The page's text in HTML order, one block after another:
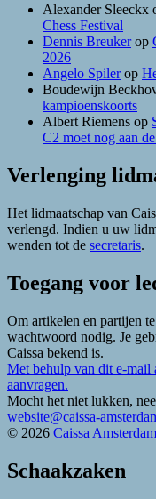
Alexander Sleeckx
Chess Festival
Dennis Breukerop
2026
Angelo Spilerop
Boudewijn
kampioenskoorts
Albert Riemens op
C2 moet nog aan
Verlenging
Het lidmaatschap van
verlengd. Indien u uw
wenden tot de secretaris.
Toegang voor
Om artikelen en partijen
wachtwoord nodig. Je
Caissa bekend is.
Met behulp van dit e-mail
aanvragen.
Mocht het niet lukken,
website@caissa-
© 2026 Caissa Amsterdam
Schaakzaken